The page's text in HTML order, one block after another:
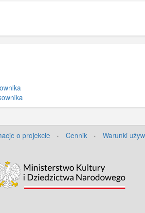
awansie, 17
Z jego inicjatywy
w Sopocie.
o projekcie · Cennik · Warunki